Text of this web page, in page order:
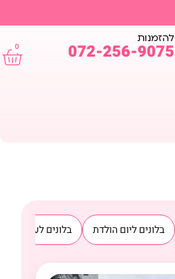
0
להזמנות
072-256-9075
בלונים ליום הולדת בלונים לעסקים